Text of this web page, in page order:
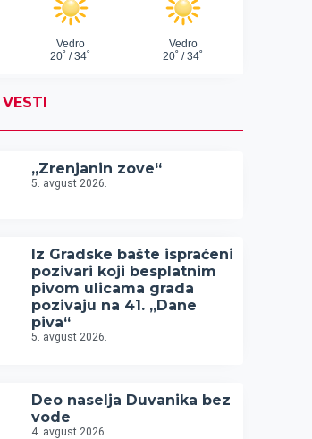
„Zrenjanin zove“
5. avgust 2026.
Iz Gradske bašte ispraćeni
pozivari koji besplatnim
pivom ulicama grada
pozivaju na 41. „Dane
piva“
5. avgust 2026.
Deo naselja Duvanika bez
vode
4. avgust 2026.